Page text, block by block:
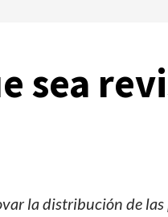
sea
la distribución de